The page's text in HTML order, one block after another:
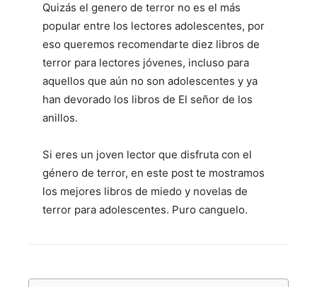
Quizás el genero de terror no es el más
popular entre los lectores adolescentes, por
eso queremos recomendarte diez libros de
terror para lectores jóvenes, incluso para
aquellos que aún no son adolescentes y ya
han devorado los libros de El señor de los
anillos.
Si eres un joven lector que disfruta con el
género de terror, en este post te mostramos
los mejores libros de miedo y novelas de
terror para adolescentes. Puro canguelo.